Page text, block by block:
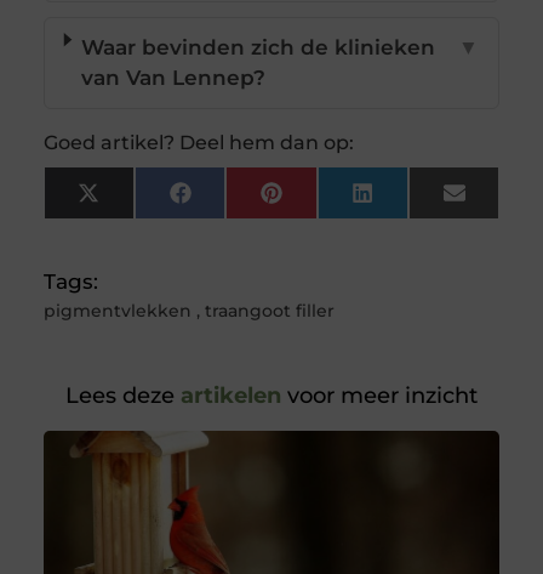
Waar bevinden zich de klinieken
van Van Lennep?
▼
Goed artikel? Deel hem dan op:
X
(Twitter)
FacebookPinterestLinkedInEmail
Tags:
pigmentvlekken , traangoot filler
Lees deze artikelen voor meer inzicht